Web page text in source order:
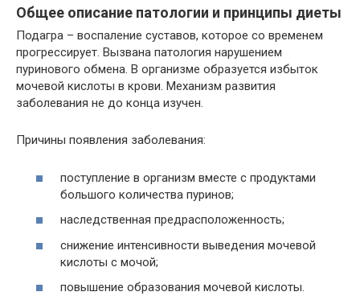
Общее описание патологии и принципы диеты
Подагра – воспаление суставов, которое со временем
прогрессирует. Вызвана патология нарушением
пуринового обмена. В организме образуется избыток
мочевой кислоты в крови. Механизм развития
заболевания не до конца изучен.
Причины появления заболевания:
поступление в организм вместе с продуктами
большого количества пуринов;
наследственная предрасположенность;
снижение интенсивности выведения мочевой
кислоты с мочой;
повышение образования мочевой кислоты.